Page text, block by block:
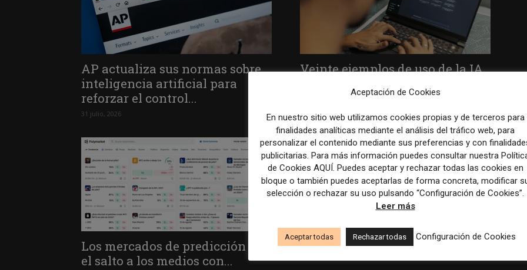
AP actualiza sus normas sobre
inteligencia artificial para
reforzar el control...
31 julio, 2026
Veinte ejemplos de uso de la IA
Los mercados de predicción dan
el salto a los medios con...
Despite concerns about AI
Overviews, some nonprofit
news outlets see a...
31 julio, 2026
Aceptación de Cookies
En nuestro sitio web utilizamos cookies propias y de terceros para
finalidades analíticas mediante el análisis del tráfico web, para
personalizar el contenido mediante sus preferencias y con
publicitarias. Para más información puedes consultar nuestra
de Cookies AQUÍ. Puedes aceptar y rechazar todas las cookies en
bloque o también puedes aceptarlas de forma concreta, modificar
selección o rechazar su uso pulsando “Configuración de Cookies”.
Leer más
Aceptar todas Rechazar todas Configuración de Cookies